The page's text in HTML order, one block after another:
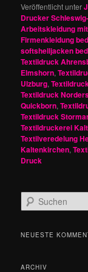
Veröffentlicht unter
Drucker
Arbeitskleidung
Firmenkleidung
softshelljacken
Textildruck
Elmshorn,
Ulzburg,
Textildruck
Quickborn,
Textildruck
Textildruckerei
Textilveredelung
Kaltenkirchen,
Druck
u
h
NEUESTE
ARCHIV